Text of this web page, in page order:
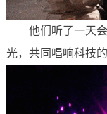
他们听了一天会
光，共同唱响科技的